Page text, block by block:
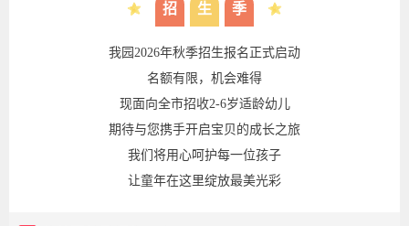
招 生 季
我园2026年秋季招生报名正式启动
名额有限，机会难得
现面向全市招收2-6岁适龄幼儿
期待与您携手开启宝贝的成长之旅
我们将用心呵护每一位孩子
让童年在这里绽放最美光彩